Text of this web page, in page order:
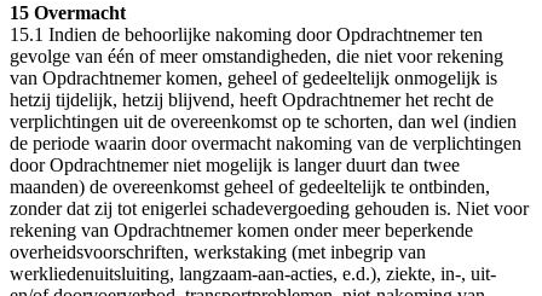
15 Overmacht
15.1 Indien de behoorlijke nakoming door Opdrachtnemer ten
gevolge van één of meer omstandigheden, die niet voor rekening
van Opdrachtnemer komen, geheel of gedeeltelijk onmogelijk is
hetzij tijdelijk, hetzij blijvend, heeft Opdrachtnemer het recht de
verplichtingen uit de overeenkomst op te schorten, dan wel (indien
de periode waarin door overmacht nakoming van de verplichtingen
door Opdrachtnemer niet mogelijk is langer duurt dan twee
maanden) de overeenkomst geheel of gedeeltelijk te ontbinden,
zonder dat zij tot enigerlei schadevergoeding gehouden is. Niet voor
rekening van Opdrachtnemer komen onder meer beperkende
overheidsvoorschriften, werkstaking (met inbegrip van
werkliedenuitsluiting, langzaam-aan-acties, e.d.), ziekte, in-, uit-